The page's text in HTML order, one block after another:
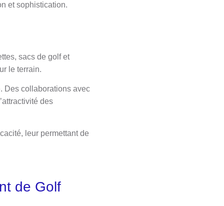
et sophistication.
sacs de golf et
le terrain.
Des collaborations avec
des
leur permettant de
de Golf